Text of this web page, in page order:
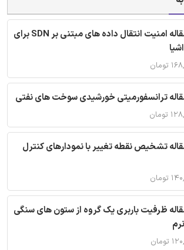
ترجمه مقاله امنیت انتقال داده های مبتنی بر SDN برای
ترانسفورمیتی خورشیدی سوخت های نفتی
تشخیص نقطه تغییر با نمودارهای کنترل
ظرفیت باربری یک گروه از ستون های سنگی